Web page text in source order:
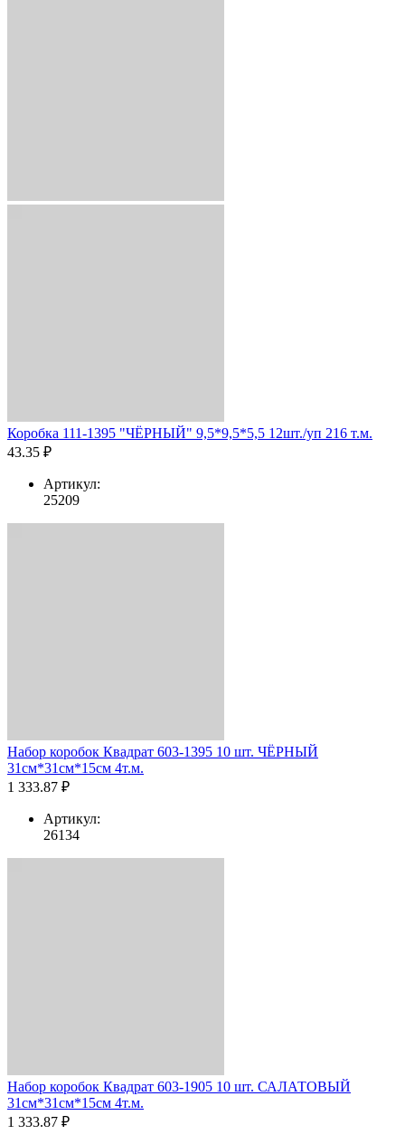
Коробка 111-1395 "ЧЁРНЫЙ" 9,5*9,5*5,5 12шт./уп 216 т.м.
43.35 ₽
Артикул:
25209
Набор коробок Квадрат 603-1395 10 шт. ЧЁРНЫЙ
31см*31см*15см 4т.м.
1 333.87 ₽
Артикул:
26134
Набор коробок Квадрат 603-1905 10 шт. САЛАТОВЫЙ
31см*31см*15см 4т.м.
1 333.87 ₽